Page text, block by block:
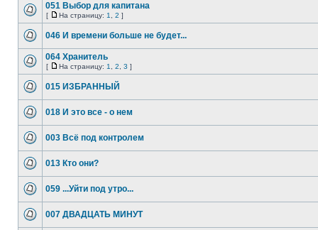
051 Выбор для капитана
[ На страницу: 1 2 ]
046 И времени больше не будет...
064 Хранитель
[ На страницу: 1 2 3 ]
015 ИЗБРАННЫЙ
018 И это все - о нем
003 Всё под контролем
013 Кто они?
059 ...Уйти под утро...
007 ДВАДЦАТЬ МИНУТ